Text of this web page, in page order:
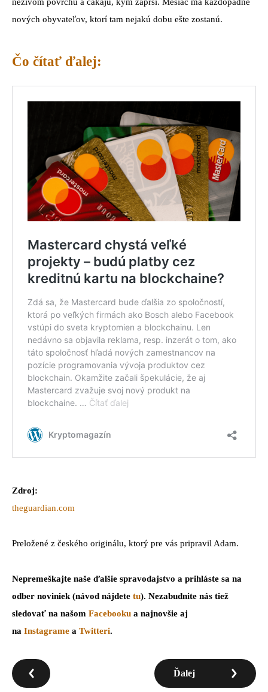
nových obyvateľov, ktorí tam nejakú dobu ešte zostanú.
Čo čítať ďalej:
Zdroj:
theguardian.com
Preložené z českého originálu, ktorý pre vás pripravil Adam.
Nepremeškajte naše ďalšie spravodajstvo a prihláste sa na
odber noviniek (návod nájdete tu). Nezabudnite nás tiež
sledovať na našom Facebooku a najnovšie aj
na Instagrame a Twitteri.
Ďalej